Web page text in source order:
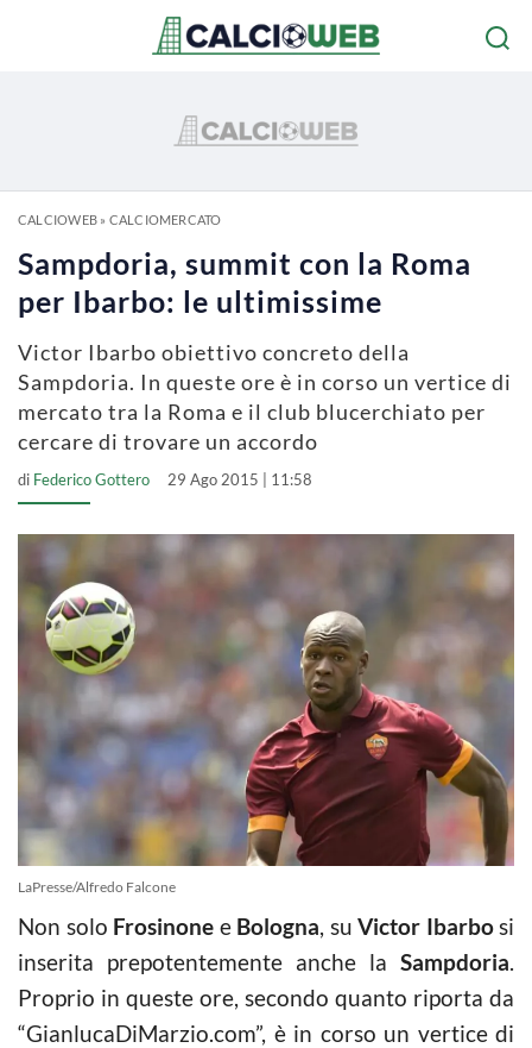
CALCIOWEB» CALCIOMERCATO
Sampdoria, summit con la Roma
per Ibarbo: le ultimissime
Victor Ibarbo obiettivo concreto della
Sampdoria. In queste ore è in corso un vertice di
mercato tra la Roma e il club blucerchiato per
cercare di trovare un accordo
di Federico Gottero 29 Ago 2015 | 11:58
LaPresse/Alfredo Falcone
Non solo Frosinone e Bologna, su Victor Ibarbosi
inserita prepotentemente anche la Sampdoria.
Proprio in queste ore, secondo quanto riporta da
“GianlucaDiMarzio.com”, è in corso un vertice di